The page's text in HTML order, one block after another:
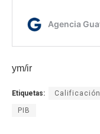
ym/ir
Etiquetas: Calificación
PIB